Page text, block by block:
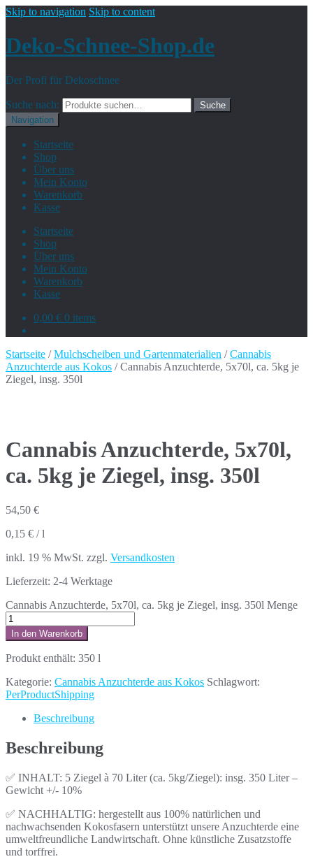
Skip to navigation Skip to content
Deko-Schnee-Shop.de
Der Profi für Dekoschnee
Suche nach:
Suche
Navigation
Startseite
Shop
Über uns
Mein Konto
Warenkorb
Kasse
Startseite
Shop
Über uns
Mein Konto
Warenkorb
Kasse
0,00 € 0 items
Startseite /Mulchscheiben und Gartenmaterialien /Cannabis
Anzuchterde aus Kokos / Cannabis Anzuchterde, 5x70l, ca. 5kg je
Ziegel, insg. 350l
Cannabis Anzuchterde, 5x70l,
ca. 5kg je Ziegel, insg. 350l
54,50 €
0,15 € /l
inkl. 19 % MwSt. zzgl. Versandkosten
Lieferzeit: 2-4 Werktage
Cannabis Anzuchterde, 5x70l, ca. 5kg je Ziegel, insg. 350l Menge
In den Warenkorb
Produkt enthält: 350 l
Kategorie: Cannabis Anzuchterde aus Kokos Schlagwort:
PerProductShipping
Beschreibung
Beschreibung
✅ INHALT: 5 Ziegel à 70 Liter (ca. 5kg/Ziegel): insg. 350 Liter –
Gewicht +/- 10%
✅ NACHHALTIG: hergestellt aus 100% natürlichen und
nachwachsenden Kokosfasern unterstützt unsere Anzuchterde eine
umweltfreundliche Landwirtschaft. Ohne künstliche Zusatzstoffe
und torffrei.